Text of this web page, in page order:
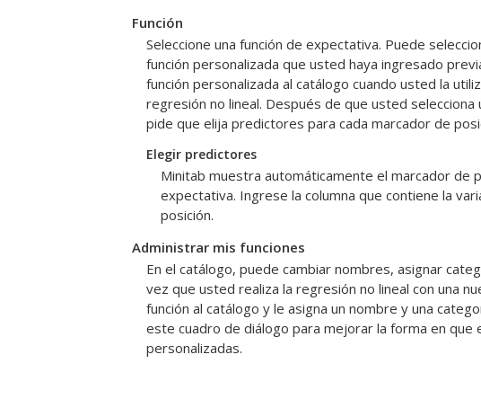
Función
Seleccione una función de expectativa. Puede
función personalizada que usted haya ingresado
función personalizada al catálogo cuando usted la
regresión no lineal. Después de que usted selecciona
pide que elija predictores para cada marcador de
Elegir predictores
Minitab muestra automáticamente el marcador de
expectativa. Ingrese la columna que contiene la
posición.
Administrar mis funciones
En el catálogo, puede cambiar nombres, asignar
vez que usted realiza la regresión no lineal con una
función al catálogo y le asigna un nombre y una
este cuadro de diálogo para mejorar la forma en que
personalizadas.